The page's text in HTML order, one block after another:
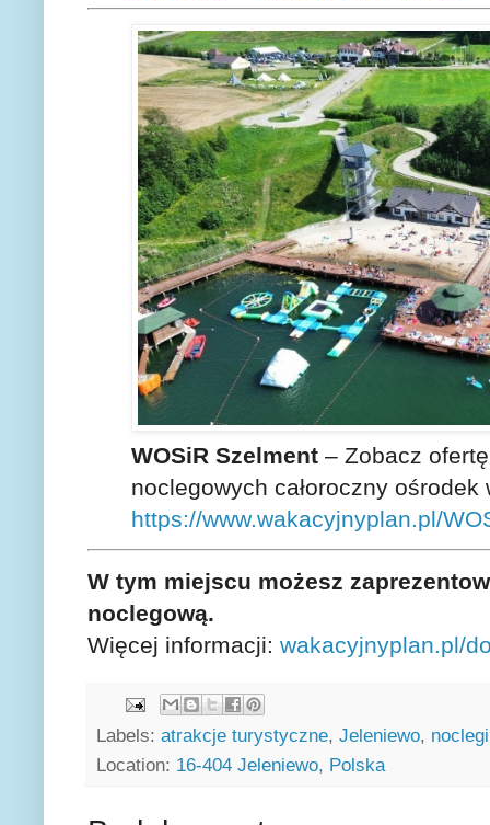
WOSiR Szelment – Zobacz
noclegowych całoroczny ośrodek
https://www.wakacyjnyplan.pl/
W tym miejscu możesz
noclegową.
Więcej informacji: wakacyjnyplan.pl/
Labels: atrakcje turystyczne, Jeleniewo, noclegi
Location: 16-404 Jeleniewo, Polska